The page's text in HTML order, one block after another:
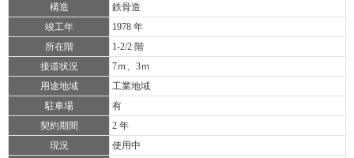
構造
鉄骨造
竣工年
1978 年
所在階
1-2/2 階
接道状況
7ｍ、3ｍ
用途地域
工業地域
駐車場
有
契約期間
2 年
現況
使用中